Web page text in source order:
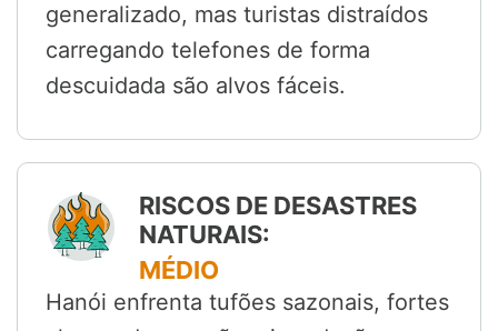
generalizado, mas turistas distraídos
carregando telefones de forma
descuidada são alvos fáceis.
RISCOS DE DESASTRES
NATURAIS:
MÉDIO
Hanói enfrenta tufões sazonais, fortes